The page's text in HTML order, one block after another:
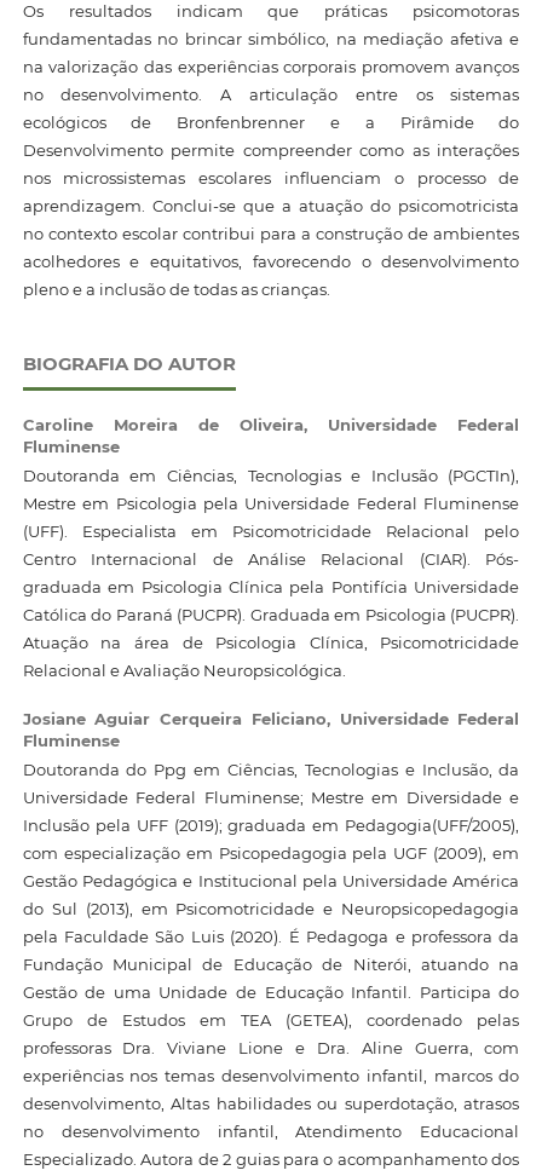
Os resultados indicam que práticas psicomotoras
fundamentadas no brincar simbólico, na mediação afetiva e
na valorização das experiências corporais promovem avanços
no desenvolvimento. A articulação entre os sistemas
ecológicos de Bronfenbrenner e a Pirâmide do
Desenvolvimento permite compreender como as interações
nos microssistemas escolares influenciam o processo de
aprendizagem. Conclui-se que a atuação do psicomotricista
no contexto escolar contribui para a construção de ambientes
acolhedores e equitativos, favorecendo o desenvolvimento
pleno e a inclusão de todas as crianças.
BIOGRAFIA DO AUTOR
Caroline Moreira de Oliveira, Universidade Federal
Fluminense
Doutoranda em Ciências, Tecnologias e Inclusão (PGCTIn),
Mestre em Psicologia pela Universidade Federal Fluminense
(UFF). Especialista em Psicomotricidade Relacional pelo
Centro Internacional de Análise Relacional (CIAR). Pós-
graduada em Psicologia Clínica pela Pontifícia Universidade
Católica do Paraná (PUCPR). Graduada em Psicologia (PUCPR).
Atuação na área de Psicologia Clínica, Psicomotricidade
Relacional e Avaliação Neuropsicológica.
Josiane Aguiar Cerqueira Feliciano, Universidade Federal
Fluminense
Doutoranda do Ppg em Ciências, Tecnologias e Inclusão, da
Universidade Federal Fluminense; Mestre em Diversidade e
Inclusão pela UFF (2019); graduada em Pedagogia(UFF/2005),
com especialização em Psicopedagogia pela UGF (2009), em
Gestão Pedagógica e Institucional pela Universidade América
do Sul (2013), em Psicomotricidade e Neuropsicopedagogia
pela Faculdade São Luis (2020). É Pedagoga e professora da
Fundação Municipal de Educação de Niterói, atuando na
Gestão de uma Unidade de Educação Infantil. Participa do
Grupo de Estudos em TEA (GETEA), coordenado pelas
professoras Dra. Viviane Lione e Dra. Aline Guerra, com
experiências nos temas desenvolvimento infantil, marcos do
desenvolvimento, Altas habilidades ou superdotação, atrasos
no desenvolvimento infantil, Atendimento Educacional
Especializado. Autora de 2 guias para o acompanhamento dos